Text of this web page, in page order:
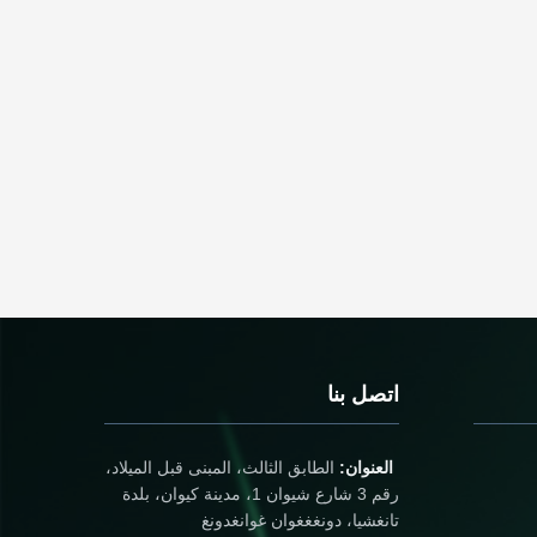
اتصل بنا
العنوان: الطابق الثالث، المبنى قبل الميلاد،
رقم 3 شارع شيوان 1، مدينة كيوان، بلدة
تانغشيا، دونغغغوان غوانغدونغ